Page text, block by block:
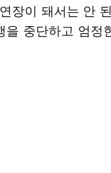
장이 돼서는 안
을 중단하고 엄정